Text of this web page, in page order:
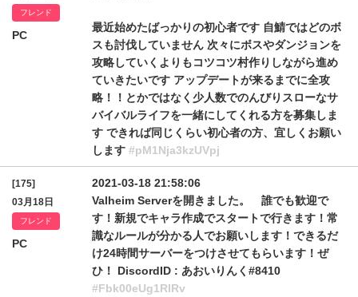
フレンド
PC
最近始めたばっかりの初心者です 自鯖ではどのボ
スも討伐していません 次々にボスやダンジョンを
攻略していくよりもコツコツ村作りしながら進め
ていきたいです アップデートが来るまでに全攻
略！！とかではなく少人数でのんびりスローなサ
バイバルライフを一緒にしてくれる方を募集しま
す できれば同じくらい初心者の方、宜しくお願い
します #pM1Nja3kzUVpj
[175]
03月18日
フレンド
PC
2021-03-18 21:58:06
Valheim Serverを開きました。 誰でも歓迎で
す！新規でキャラ作成でスタートで行きます！常
識なルールが分かる人でお願いします！できるだ
け24時間サーバーをつけさせてもらいます！ぜ
ひ！ DiscordID : あおいりんく#8410
#Fbk00eUg1RlRv